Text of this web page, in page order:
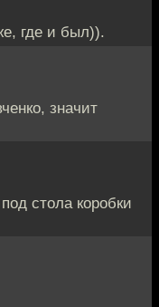
где и был)).
значит
стола коробки